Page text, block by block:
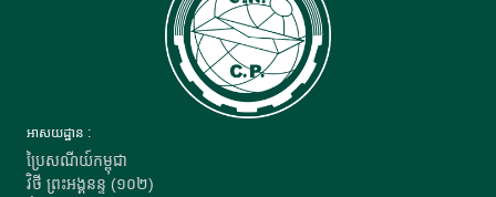
អាសយដ្ឋាន :
ប្រៃសណីយ៍កម្ពុជា
វិថី ព្រះអង្គនន្ទ (១០២)